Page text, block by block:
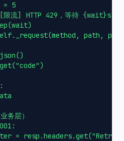
= 5
流] HTTP 429，等待
path,
务层）
= resp.headers.get("Retry-